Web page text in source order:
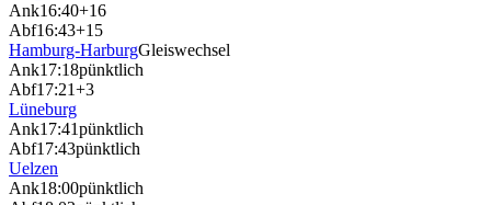
Ank16:40+16
Abf16:43+15
Hamburg-HarburgGleiswechsel
Ank17:18pünktlich
Abf17:21+3
Lüneburg
Ank17:41pünktlich
Abf17:43pünktlich
Uelzen
Ank18:00pünktlich